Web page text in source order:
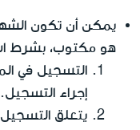
يمكن أن تكون
هو مكتوب، بشرط
التسجيل في
إجراء التسجيل.
يتعلق